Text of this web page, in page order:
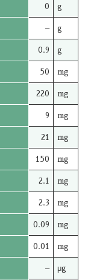
0 g
– g
0.9 g
50 mg
220 mg
9 mg
21 mg
150 mg
2.1 mg
2.3 mg
0.09 mg
0.01 mg
– μg